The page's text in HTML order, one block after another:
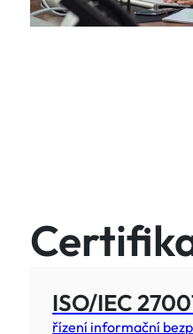
ISO/IEC
řízení informační